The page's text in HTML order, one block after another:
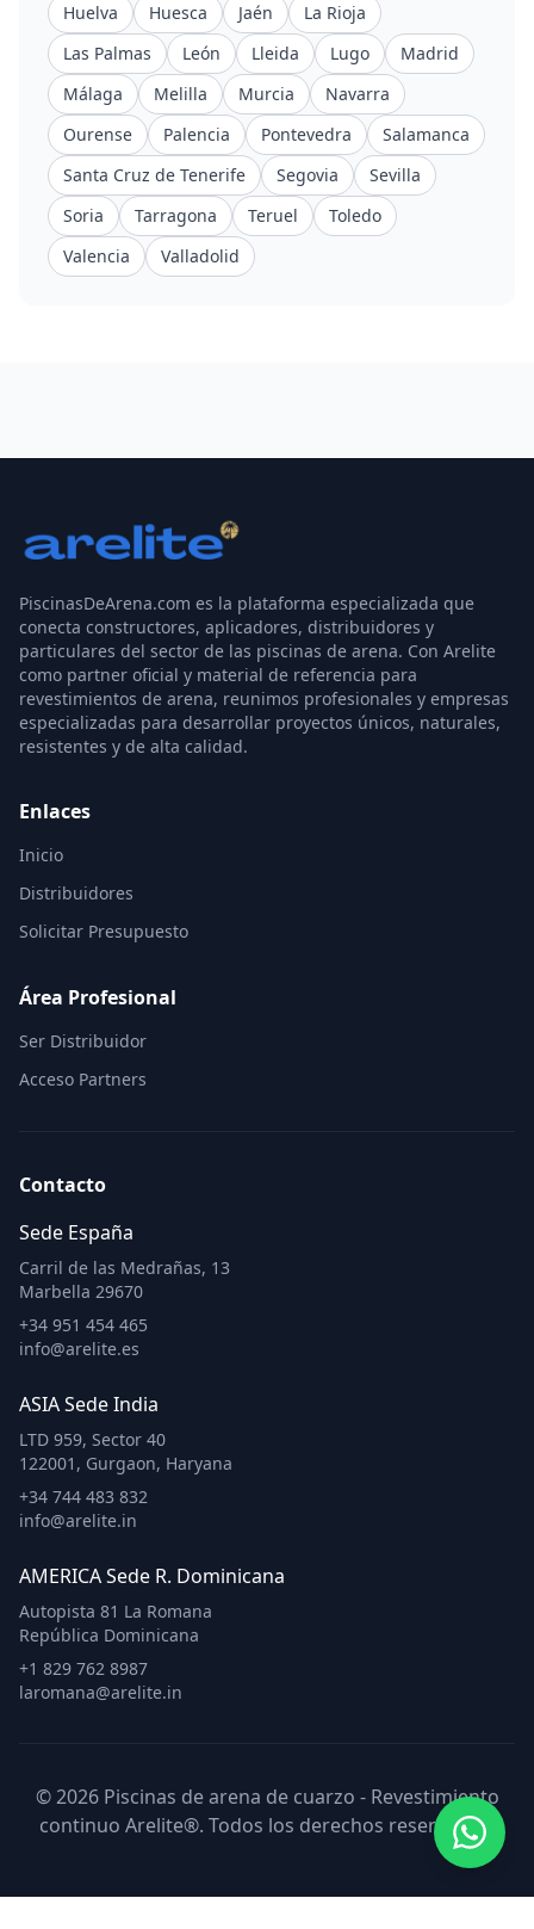
Huelva
Huesca Jaén
La Rioja
Las Palmas
León Lleida Lugo
Madrid
Málaga
Melilla Murcia
Navarra
Ourense
Palencia Pontevedra
Salamanca
Santa Cruz de Tenerife
Segovia
Sevilla
Soria
Tarragona Teruel
Toledo
Valencia
Valladolid
PiscinasDeArena.com es la plataforma especializada que
conecta constructores, aplicadores, distribuidores y
particulares del sector de las piscinas de arena. Con Arelite
como partner oficial y material de referencia para
revestimientos de arena, reunimos profesionales y empresas
especializadas para desarrollar proyectos únicos, naturales,
resistentes y de alta calidad.
Enlaces
Inicio
Distribuidores
Solicitar Presupuesto
Área Profesional
Ser Distribuidor
Acceso Partners
Contacto
Sede España
Carril de las Medrañas, 13
Marbella 29670
+34 951 454 465
info@arelite.es
ASIA Sede India
LTD 959, Sector 40
122001, Gurgaon, Haryana
+34 744 483 832
info@arelite.in
AMERICA Sede R. Dominicana
Autopista 81 La Romana
República Dominicana
+1 829 762 8987
laromana@arelite.in
© 2026 Piscinas de arena de cuarzo - Revestimiento
continuo Arelite®. Todos los derechos reservados.